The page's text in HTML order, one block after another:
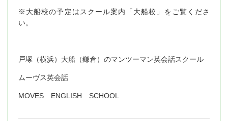
※大船校の予定はスクール案内「大船校」をご覧くださ
い。
戸塚（横浜）大船（鎌倉）のマンツーマン英会話スクール
ムーヴス英会話
MOVES ENGLISH SCHOOL